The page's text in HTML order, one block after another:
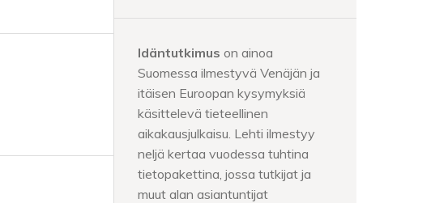
Idäntutkimus on ainoa
Suomessa ilmestyvä Venäjän ja
itäisen Euroopan kysymyksiä
käsittelevä tieteellinen
aikakausjulkaisu. Lehti ilmestyy
neljä kertaa vuodessa tuhtina
tietopakettina, jossa tutkijat ja
muut alan asiantuntijat